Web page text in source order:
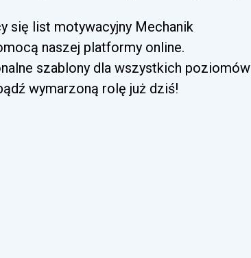
się list motywacyjny Mechanik
naszej platformy online.
szablony dla wszystkich poziomów
wymarzoną rolę już dziś!